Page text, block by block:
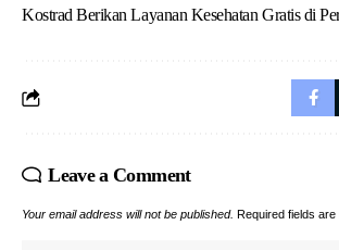
Kostrad Berikan Layanan Kesehatan Gratis di
Leave a Comment
Your email address will not be published. Required fields are